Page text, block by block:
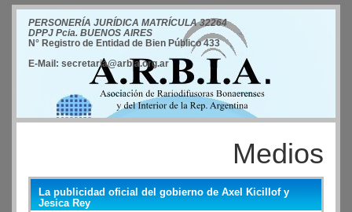
PERSONERÍA JURÍDICA MATRÍCULA 32264
DPPJ Pcia. BUENOS AIRES
N° Registro de Entidad de Bien Público 433
E-Mail: secretaria@arbia.org.ar
Medios
La publicidad oficial del gobierno de Axel Kicillof y
Jesica Rey